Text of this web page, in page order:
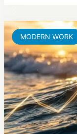
MODERN WORK